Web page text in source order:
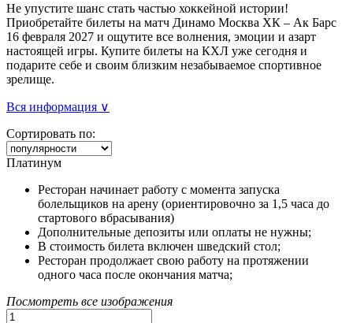
Не упустите шанс стать частью хоккейной истории!
Приобретайте билеты на матч Динамо Москва ХК – Ак Барс
16 февраля 2027 и ощутите все волнения, эмоции и азарт
настоящей игры. Купите билеты на КХЛ уже сегодня и
подарите себе и своим близким незабываемое спортивное
зрелище.
Вся информация ∨
Сортировать по:
Платинум
Ресторан начинает работу с момента запуска
болельщиков на арену (ориентировочно за 1,5 часа до
стартового вбрасывания)
Дополнительные депозиты или оплаты не нужны;
В стоимость билета включен шведский стол;
Ресторан продолжает свою работу на протяжении
одного часа после окончания матча;
Посмотреть все изображения